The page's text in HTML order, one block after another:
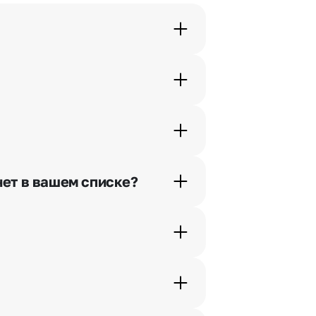
в вашем списке?